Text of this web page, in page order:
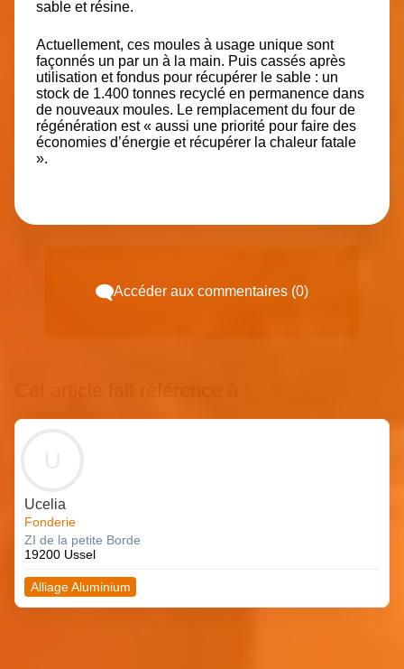
sable et résine.
Actuellement, ces moules à usage unique sont
façonnés un par un à la main. Puis cassés après
utilisation et fondus pour récupérer le sable : un
stock de 1.400 tonnes recyclé en permanence dans
de nouveaux moules. Le remplacement du four de
régénération est « aussi une priorité pour faire des
économies d’énergie et récupérer la chaleur fatale
».
Accéder aux commentaires (0)
Ucelia
Fonderie
ZI de la petite Borde
19200 Ussel
Alliage Aluminium